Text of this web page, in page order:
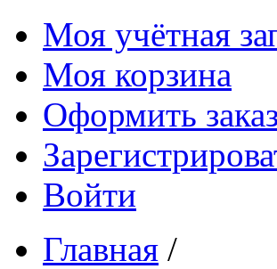
Моя учётная
Моя корзина
Оформить заказ
Войти
Главная /